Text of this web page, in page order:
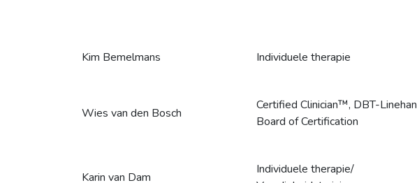
Kim Bemelmans Individuele therapie
Wies van den Bosch
Certified Clinician™, DBT-Linehan
Board of Certification
Karin van Dam
Individuele therapie/